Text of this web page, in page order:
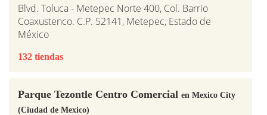
Blvd. Toluca - Metepec Norte 400, Col. Barrio
Coaxustenco. C.P. 52141, Metepec, Estado de
México
132 tiendas
Parque Tezontle Centro Comercial en Mexico City
(Ciudad de Mexico)